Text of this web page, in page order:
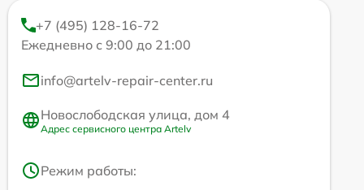
+7 (495) 128-16-72
Ежедневно с 9:00 до 21:00
info@artelv-repair-center.ru
Новослободская улица, дом 4
Адрес сервисного центра Artelv
Режим работы: